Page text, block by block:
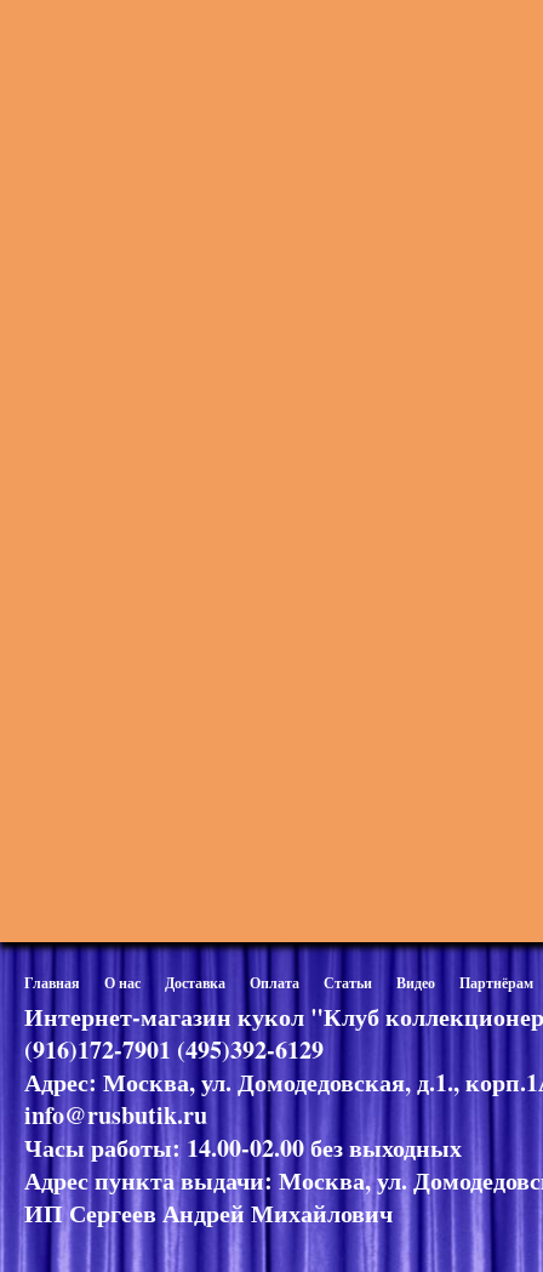
Главная О нас Доставка Оплата Статьи Видео Партнёрам
Интернет-магазин кукол "Клуб
(916)172-7901 (495)392-6129
Адрес: Москва, ул. Домодедовская, д.1.,
info@rusbutik.ru
Часы работы: 14.00-02.00 без выходных
Адрес пункта выдачи: Москва, ул.
ИП Сергеев Андрей Михайлович